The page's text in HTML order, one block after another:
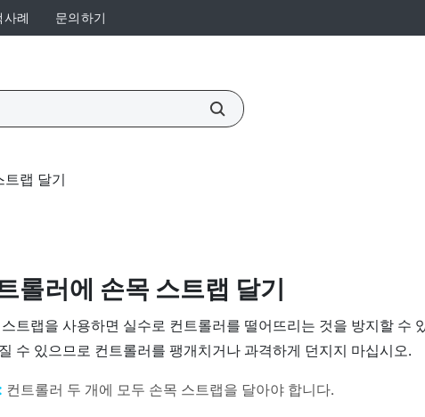
사례 문의하기
랩 달기
롤러에 손목 스트랩 달기
트랩을 사용하면 실수로 컨트롤러를 떨어뜨리는 것을 방지할 수
수 있으므로 컨트롤러를 팽개치거나 과격하게 던지지 마십시오.
컨트롤러 두 개에 모두 손목 스트랩을 달아야 합니다.